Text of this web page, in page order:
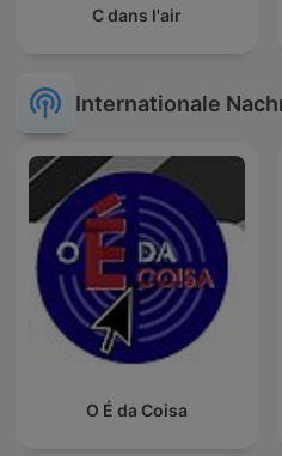
C dans l'air
Internationale
O É da Coisa